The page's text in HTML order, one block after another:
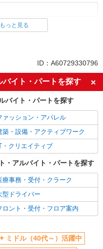
人を探す
ドル（40代～）活躍中
ニア（60代～）活躍中
2～3日勤務OK
通勤OK
養内勤務OK
ービス
ドル（40代～）活躍中
っと見る
ID：A60729330796
バイト・パートを探す
バイト・パートを探す
ァッション・アパレル
築・設備・アクティブワーク
・クリエイティブ
・アルバイト・パートを探す
療事務・受付・クラーク
型ドライバー
ロント・受付・フロア案内
ミドル（40代～）活躍中